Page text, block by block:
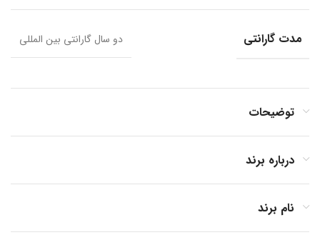
مدت گارانتی دو سال گارانتی بین المللی
توضیحات
درباره برند
نام برند